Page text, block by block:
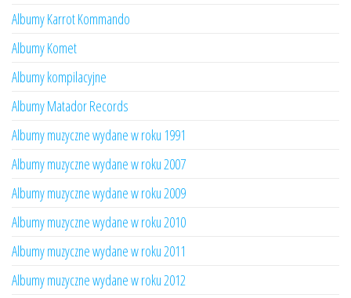
Albumy Karrot Kommando
Albumy Komet
Albumy kompilacyjne
Albumy Matador Records
Albumy muzyczne wydane w roku 1991
Albumy muzyczne wydane w roku 2007
Albumy muzyczne wydane w roku 2009
Albumy muzyczne wydane w roku 2010
Albumy muzyczne wydane w roku 2011
Albumy muzyczne wydane w roku 2012